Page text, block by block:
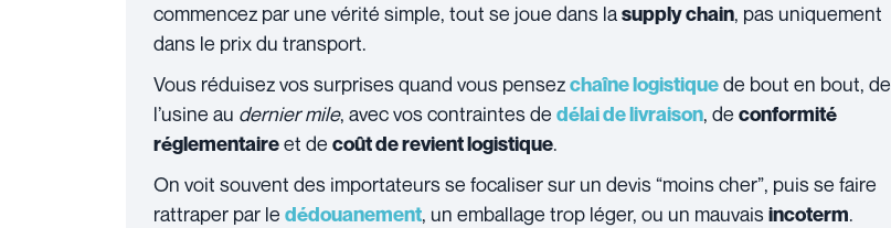
commencez par une vérité simple, tout se joue dans lasupply chain, pas uniquement
dans le prix du transport.
Vous réduisez vos surprises quand vous pensezchaîne logistiquede bout en bout, de
l’usine au dernier mile, avec vos contraintes de délai de livraison, de conformité
réglementaireet de coût de revient logistique.
On voit souvent des importateurs se focaliser sur un devis “moins cher”, puis se faire
rattraper par le dédouanement, un emballage trop léger, ou un mauvaisincoterm.